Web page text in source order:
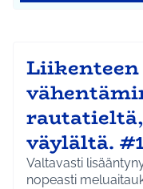
väylältä.
Valtavasti
nopeasti